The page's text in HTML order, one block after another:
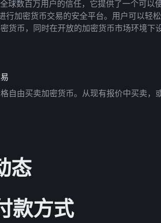
球数百万用户的信任，它提供了一个可以
行加密货币交易的安全平台。用户可以轻
货币，同时在开放的加密货币市场环境下
自由买卖加密货币。从现有报价中买卖，
态
款方式